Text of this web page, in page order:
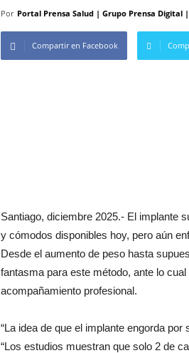
Por Portal Prensa Salud | Grupo Prensa Digital
Compartir en Facebook
Santiago, diciembre 2025.- El implante
y cómodos disponibles hoy, pero aún
Desde el aumento de peso hasta
fantasma para este método, ante lo
acompañamiento profesional.
“La idea de que el implante engorda
“Los estudios muestran que solo 2 de